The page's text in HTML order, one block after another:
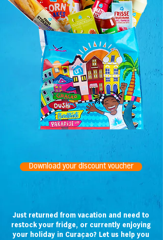
Download your discount voucher
Just returned from vacation and need to
restock your fridge, or currently enjoying
your holiday in Curaçao? Let us help you